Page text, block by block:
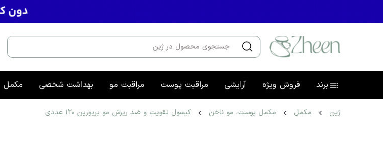
برند فروش ویژه آرایشی مراقبت پوست مراقبت مو بهداشت شخصی مکمل
ژین مکمل مکمل پوست، مو ناخن کپسول تقویت و ضد ریزش مو پریورین ۱۲۰ عددی